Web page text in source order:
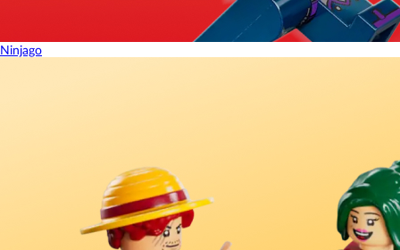
Ninjago